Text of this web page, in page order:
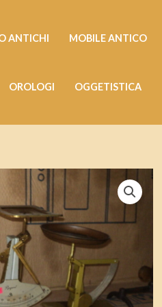
ANTICHI MOBILE ANTICO
OROLOGI OGGETISTICA